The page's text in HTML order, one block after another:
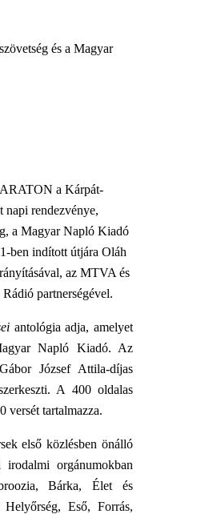
és a Magyar
a Kárpát-
napi rendezvénye,
a Magyar Napló Kiadó
ben indított útjára Oláh
az MTVA és
partnerségével.
antológia adja, amelyet
Napló Kiadó. Az
József Attila-díjas
A 400 oldalas
versét tartalmazza.
első közlésben önálló
orgánumokban
Bárka, Élet és
Eső, Forrás,